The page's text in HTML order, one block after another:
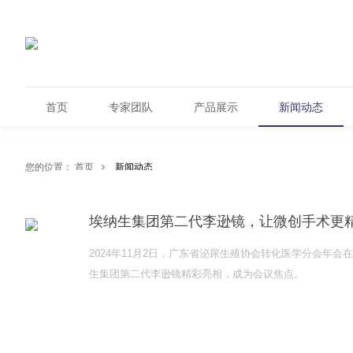
首页 专家团队 产品展示 新闻动态
您的位置： 首页 新闻动态
埃纳生集团第二代李逊镜，让微创手术更
2024年11月2日，广东省泌尿生殖协会转化医学分会年会
生集团第二代李逊镜精彩亮相，成为会议焦点。